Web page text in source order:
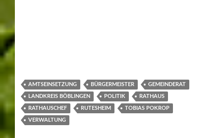
FRÜHLINGSTAGE 2026 –
ERLEBNIS RUND UM DIE
BERLINER STRASSE